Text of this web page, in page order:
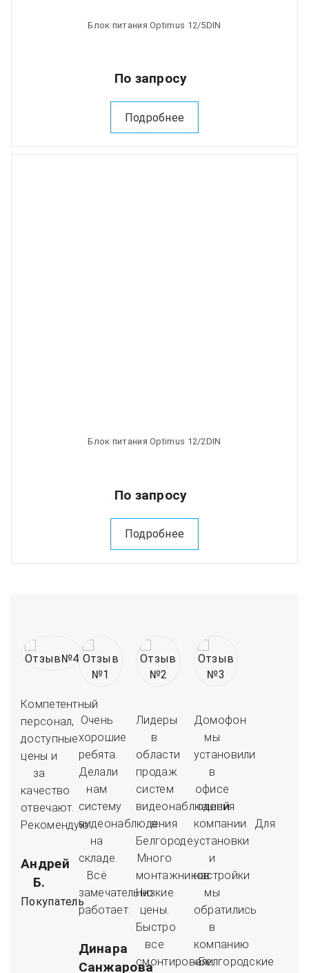
Блок питания Optimus 12/5DIN
По запросу
Подробнее
Блок питания Optimus 12/2DIN
По запросу
Подробнее
Компетентный
персонал,
доступные
цены и
за
качество
отвечают.
Рекомендую.
Андрей
Б.
Покупатель
Очень
хорошие
ребята.
Делали
нам
систему
видеонаблюдения
на
складе.
Всё
замечательно
работает.
Динара
Санжарова
Лидеры
в
области
продаж
систем
видеонаблюдения
в
Белгороде.
Много
монтажников.
Низкие
цены.
Быстро
все
смонтировали.
Домофон
мы
установили
в
офисе
нашей
компании. Для
установки
и
настройки
мы
обратились
в
компанию
«Белгородские